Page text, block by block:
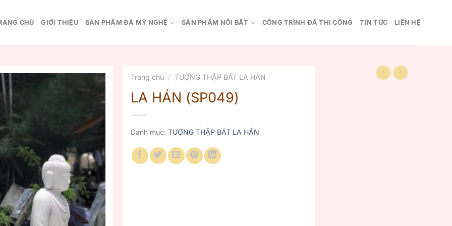
CHỦ GIỚI THIỆU SẢN PHẨM ĐÁ MỸ NGHỆ SẢN PHẨM NỔI BẬT CÔNG TRÌNH ĐÃ THI CÔNG TIN TỨC LIÊN HỆ
Trang chủ / TƯỢNG THẬP BÁT LA HÁN
LA HÁN (SP049)
Danh mục: TƯỢNG THẬP BÁT LA HÁN